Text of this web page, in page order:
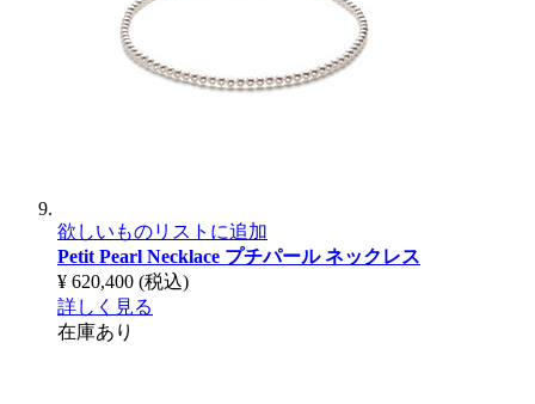
欲しいものリストに追加
Petit Pearl Necklace プチパール ネックレス
¥ 620,400 (税込)
詳しく見る
在庫あり